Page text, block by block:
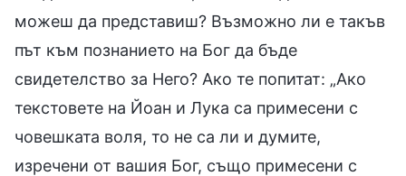
можеш да представиш? Възможно ли е такъв
път към познанието на Бог да бъде
свидетелство за Него? Ако те попитат: „Ако
текстовете на Йоан и Лука са примесени с
човешката воля, то не са ли и думите,
изречени от вашия Бог, също примесени с